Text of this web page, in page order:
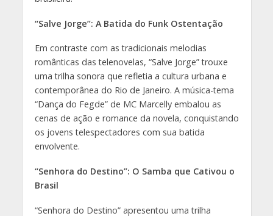
“Salve Jorge”: A Batida do Funk Ostentação
Em contraste com as tradicionais melodias
românticas das telenovelas, “Salve Jorge” trouxe
uma trilha sonora que refletia a cultura urbana e
contemporânea do Rio de Janeiro. A música-tema
“Dança do Fegde” de MC Marcelly embalou as
cenas de ação e romance da novela, conquistando
os jovens telespectadores com sua batida
envolvente.
“Senhora do Destino”: O Samba que Cativou o
Brasil
“Senhora do Destino” apresentou uma trilha